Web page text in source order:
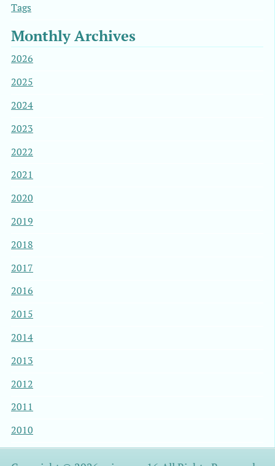
Tags
Monthly Archives
2026
2025
2024
2023
2022
2021
2020
2019
2018
2017
2016
2015
2014
2013
2012
2011
2010